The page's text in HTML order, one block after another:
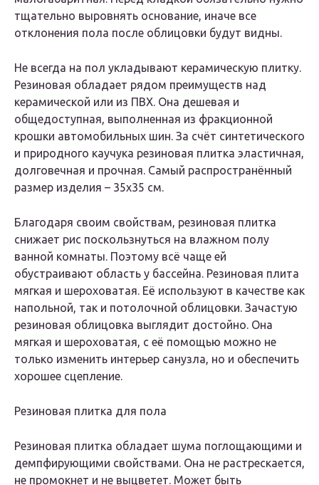
тщательно выровнять основание, иначе все
отклонения пола после облицовки будут видны.
Не всегда на пол укладывают керамическую плитку.
Резиновая обладает рядом преимуществ над
керамической или из ПВХ. Она дешевая и
общедоступная, выполненная из фракционной
крошки автомобильных шин. За счёт синтетического
и природного каучука резиновая плитка эластичная,
долговечная и прочная. Самый распространённый
размер изделия – 35х35 см.
Благодаря своим свойствам, резиновая плитка
снижает рис поскользнуться на влажном полу
ванной комнаты. Поэтому всё чаще ей
обустраивают область у бассейна. Резиновая плита
мягкая и шероховатая. Её используют в качестве как
напольной, так и потолочной облицовки. Зачастую
резиновая облицовка выглядит достойно. Она
мягкая и шероховатая, с её помощью можно не
только изменить интерьер санузла, но и обеспечить
хорошее сцепление.
Резиновая плитка для пола
Резиновая плитка обладает шума поглощающими и
демпфирующими свойствами. Она не растрескается,
не промокнет и не выцветет. Может быть